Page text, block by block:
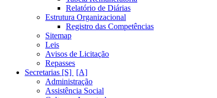
Relatório de Diárias
Estrutura Organizacional
Registro das Competências
Sitemap
Leis
Avisos de Licitação
Repasses
Secretarias [S]
Administração
Assistência Social